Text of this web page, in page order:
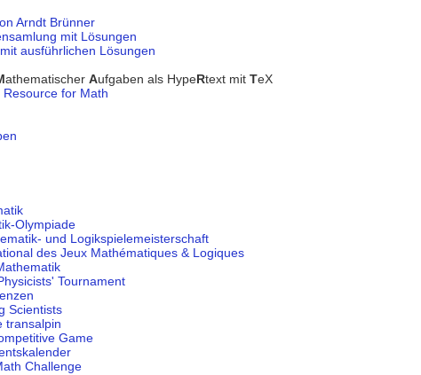
Arndt Brünner
mit Lösungen
ausführlichen Lösungen
athematischer Aufgaben als HypeRtext mit TeX
for Math
Olympiade
und Logikspielemeisterschaft
des Jeux Mathématiques & Logiques
Tournament
Scientists
transalpin
Game
Challenge